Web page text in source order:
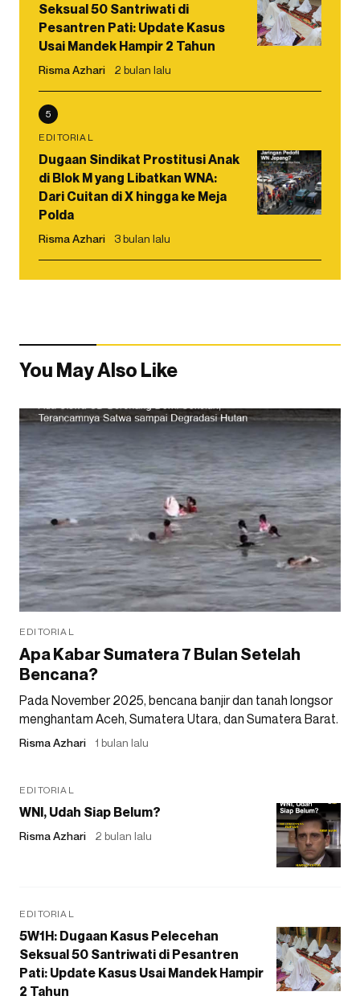
Seksual 50 Santriwati di
Pesantren Pati: Update Kasus
Usai Mandek Hampir 2 Tahun
Risma Azhari 2 bulan lalu
5
EDITORIAL
Dugaan Sindikat Prostitusi Anak
di Blok M yang Libatkan WNA:
Dari Cuitan di X hingga ke Meja
Polda
Risma Azhari 3 bulan lalu
You May Also Like
EDITORIAL
Apa Kabar Sumatera 7 Bulan Setelah
Bencana?
Pada November 2025, bencana banjir dan tanah longsor
menghantam Aceh, Sumatera Utara, dan Sumatera Barat.
Risma Azhari 1 bulan lalu
EDITORIAL
WNI, Udah Siap Belum?
Risma Azhari 2 bulan lalu
EDITORIAL
5W1H: Dugaan Kasus Pelecehan
Seksual 50 Santriwati di Pesantren
Pati: Update Kasus Usai Mandek Hampir
2 Tahun